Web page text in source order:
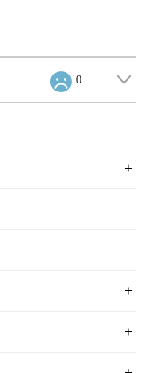
0